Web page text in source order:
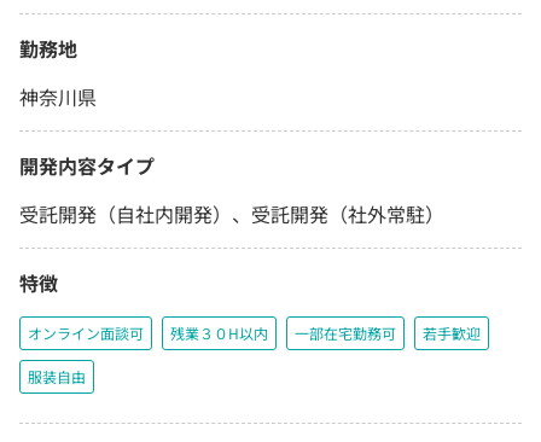
勤務地
神奈川県
開発内容タイプ
受託開発（自社内開発）、受託開発（社外常駐）
特徴
オンライン面談可 残業３０H以内 一部在宅勤務可 若手歓迎
服装自由